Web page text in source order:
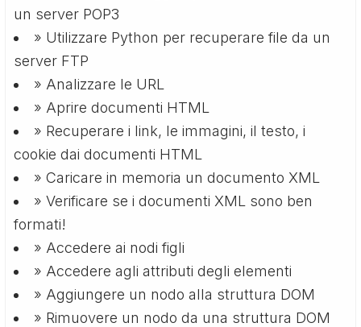
un server POP3
» Utilizzare Python per recuperare file da un
server FTP
» Analizzare le URL
» Aprire documenti HTML
» Recuperare i link, le immagini, il testo, i
cookie dai documenti HTML
» Caricare in memoria un documento XML
» Verificare se i documenti XML sono ben
formati!
» Accedere ai nodi figli
» Accedere agli attributi degli elementi
» Aggiungere un nodo alla struttura DOM
» Rimuovere un nodo da una struttura DOM